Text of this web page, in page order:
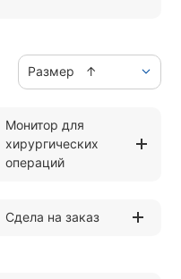
Размер ↑
Монитор для
хирургических
операций
Сдела на заказ